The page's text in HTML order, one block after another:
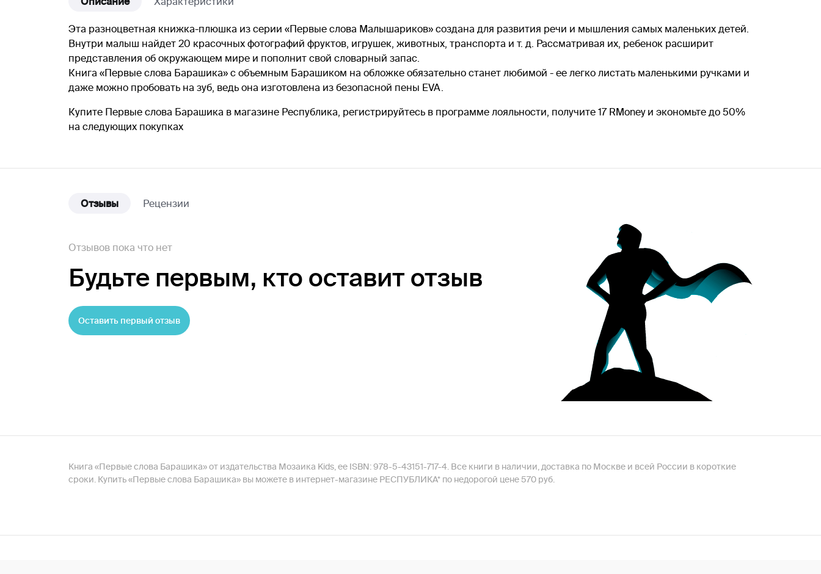
Эта разноцветная книжка-плюшка из серии «Первые слова Малышариков» создана для развития речи и мышления самых маленьких детей.
Внутри малыш найдет 20 красочных фотографий фруктов, игрушек, животных, транспорта и т. д. Рассматривая их, ребенок расширит
представления об окружающем мире и пополнит свой словарный запас.
Книга «Первые слова Барашика» с объемным Барашиком на обложке обязательно станет любимой - ее легко листать маленькими ручками и
даже можно пробовать на зуб, ведь она изготовлена из безопасной пены EVA.
Купите Первые слова Барашика в магазине Республика, регистрируйтесь в программе лояльности, получите 17 RMoney и экономьте до 50%
на следующих покупках
Отзывы Рецензии
Отзывов пока что нет
Будьте первым, кто оставит отзыв
Оставить первый отзыв
Книга «Первые слова Барашика» от издательства Мозаика Kids, ее ISBN: 978-5-43151-717-4. Все книги в наличии, доставка по Москве и всей России в короткие
сроки. Купить «Первые слова Барашика» вы можете в интернет-магазине РЕСПУБЛИКА* по недорогой цене 570 руб.